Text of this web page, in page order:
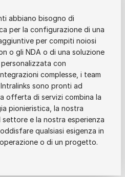
abbiano bisogno di
per la configurazione di una
per compiti noiosi
o gli NDA o di una soluzione
con
complesse, i team
sono pronti ad
offerta di servizi combina la
pionieristica, la nostra
settore e la nostra esperienza
qualsiasi esigenza in
o di un progetto.